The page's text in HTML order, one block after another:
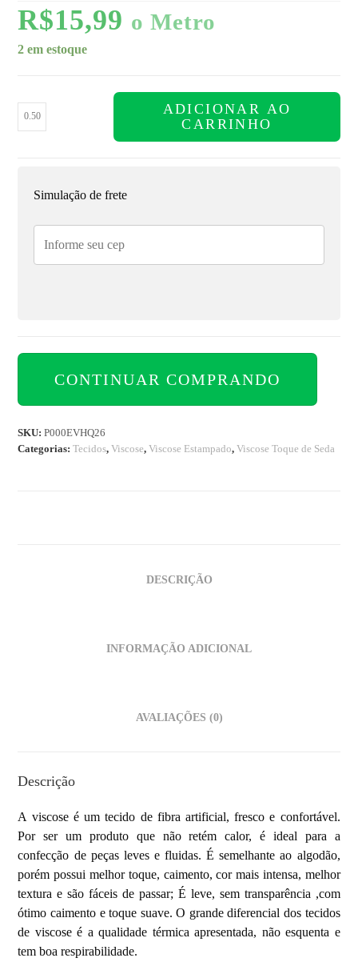
R$15,99 o Metro
2 em estoque
ADICIONAR AO
CARRINHO
Simulação de frete
CONTINUAR COMPRANDO
SKU:P000EVHQ26
Categorias:Tecidos,Viscose,Viscose Estampado,Viscose Toque de Seda
DESCRIÇÃO
INFORMAÇÃO ADICIONAL
AVALIAÇÕES (0)
Descrição
A viscose é um tecido de fibra artificial, fresco e confortável.
Por ser um produto que não retém calor, é ideal para a
confecção de peças leves e fluidas. É semelhante ao algodão,
porém possui melhor toque, caimento, cor mais intensa, melhor
textura e são fáceis de passar; É leve, sem transparência ,com
ótimo caimento e toque suave. O grande diferencial dos tecidos
de viscose é a qualidade térmica apresentada, não esquenta e
tem boa respirabilidade.